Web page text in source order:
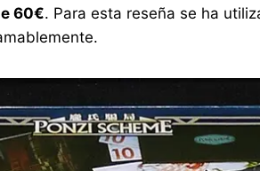
60€. Para esta reseña se ha